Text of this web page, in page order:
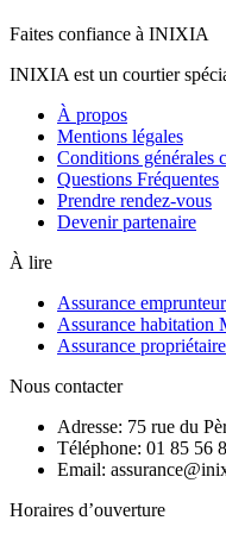
Faites confiance à INIXIA
INIXIA est un courtier
À propos
Mentions légales
Conditions générales
Questions Fréquentes
Prendre rendez-vous
Devenir partenaire
À lire
Assurance emprunteur
Assurance habitation
Assurance
Nous contacter
Adresse: 75 rue du
Téléphone: 01 85 56
Email:
Horaires d’ouverture